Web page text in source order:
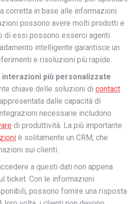
corretta in base alle informazioni
possono avere molti prodotti e
di essi possono esserci agenti
intelligente garantisce un
e risoluzioni più rapide.
più personalizzate
chiave delle soluzioni di contact
dalle capacità di
necessarie includono
di produttività. La più importante
è solitamente un CRM, che
sui clienti.
a questi dati non appena
ticket. Con le informazioni
possono fornire una risposta